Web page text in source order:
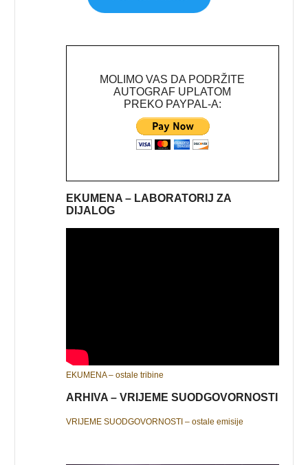
MOLIMO VAS DA PODRŽITE
AUTOGRAF UPLATOM
PREKO PAYPAL-A:
EKUMENA – LABORATORIJ ZA
DIJALOG
EKUMENA – ostale tribine
ARHIVA – VRIJEME SUODGOVORNOSTI
VRIJEME SUODGOVORNOSTI – ostale emisije